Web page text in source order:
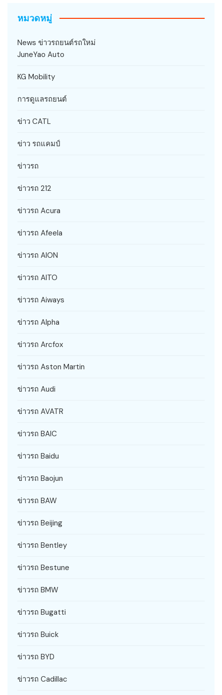
หมวดหมู่
News ข่าวรถยนต์รถใหม่
JuneYao Auto
KG Mobility
การดูแลรถยนต์
ข่าว CATL
ข่าว รถแคมป์
ข่าวรถ
ข่าวรถ 212
ข่าวรถ Acura
ข่าวรถ Afeela
ข่าวรถ AION
ข่าวรถ AITO
ข่าวรถ Aiways
ข่าวรถ Alpha
ข่าวรถ Arcfox
ข่าวรถ Aston Martin
ข่าวรถ Audi
ข่าวรถ AVATR
ข่าวรถ BAIC
ข่าวรถ Baidu
ข่าวรถ Baojun
ข่าวรถ BAW
ข่าวรถ Beijing
ข่าวรถ Bentley
ข่าวรถ Bestune
ข่าวรถ BMW
ข่าวรถ Bugatti
ข่าวรถ Buick
ข่าวรถ BYD
ข่าวรถ Cadillac